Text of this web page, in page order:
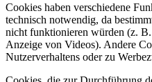
Cookies haben verschiedene
technisch notwendig, da
nicht funktionieren würden (z.
Anzeige von Videos). Andere
Nutzerverhaltens oder zu